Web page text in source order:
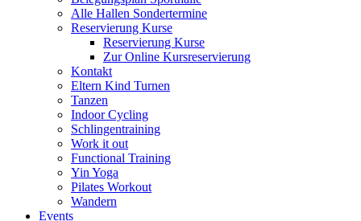
Alle Hallen Sondertermine
Reservierung Kurse
Reservierung Kurse
Zur Online Kursreservierung
Kontakt
Eltern Kind Turnen
Tanzen
Indoor Cycling
Schlingentraining
Work it out
Functional Training
Yin Yoga
Pilates Workout
Wandern
Events